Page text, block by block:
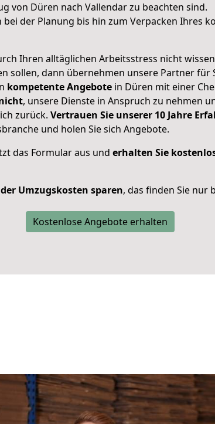
von Düren nach Vallendar zu beachten sind.
bei der Planung bis hin zum Verpacken Ihres
Ihren alltäglichen Arbeitsstress nicht
sollen, dann übernehmen unsere Partner für
kompetente Angebote in Düren mit einer
, unsere Dienste in Anspruch zu nehmen
zurück. Vertrauen Sie unserer 10 Jahre
und holen Sie sich Angebote.
das Formular aus und erhalten Sie
der Umzugskosten sparen, das finden Sie nur
Kostenlose Angebote erhalten